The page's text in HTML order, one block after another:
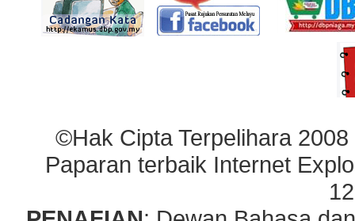
©Hak Cipta Terpelihara
Paparan terbaik Internet